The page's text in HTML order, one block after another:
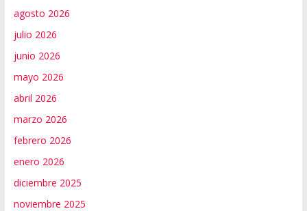
agosto 2026
julio 2026
junio 2026
mayo 2026
abril 2026
marzo 2026
febrero 2026
enero 2026
diciembre 2025
noviembre 2025